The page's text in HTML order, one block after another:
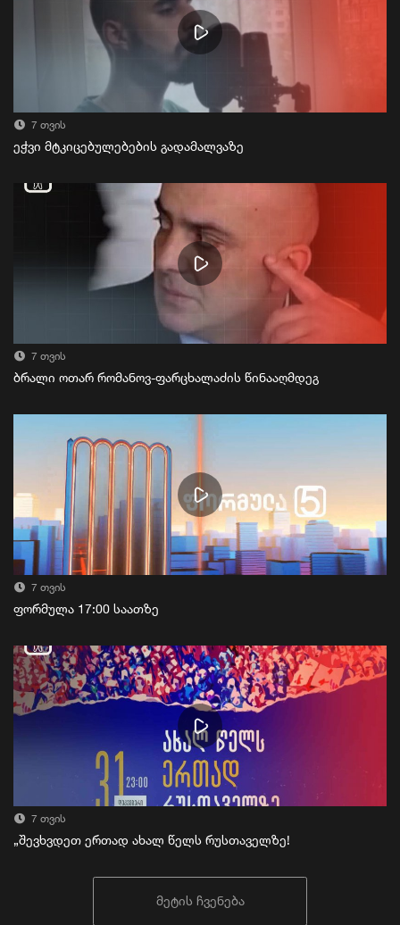
7 თვის
ეჭვი მტკიცებულებების გადამალვაზე
7 თვის
ბრალი ოთარ რომანოვ-ფარცხალაძის წინააღმდეგ
7 თვის
ფორმულა 17:00 საათზე
7 თვის
„შევხვდეთ ერთად ახალ წელს რუსთაველზე!
მეტის ჩვენება